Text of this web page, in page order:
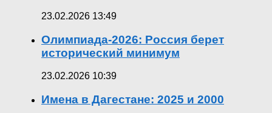
23.02.2026 13:49
Олимпиада-2026: Россия берет
исторический минимум
23.02.2026 10:39
Имена в Дагестане: 2025 и 2000